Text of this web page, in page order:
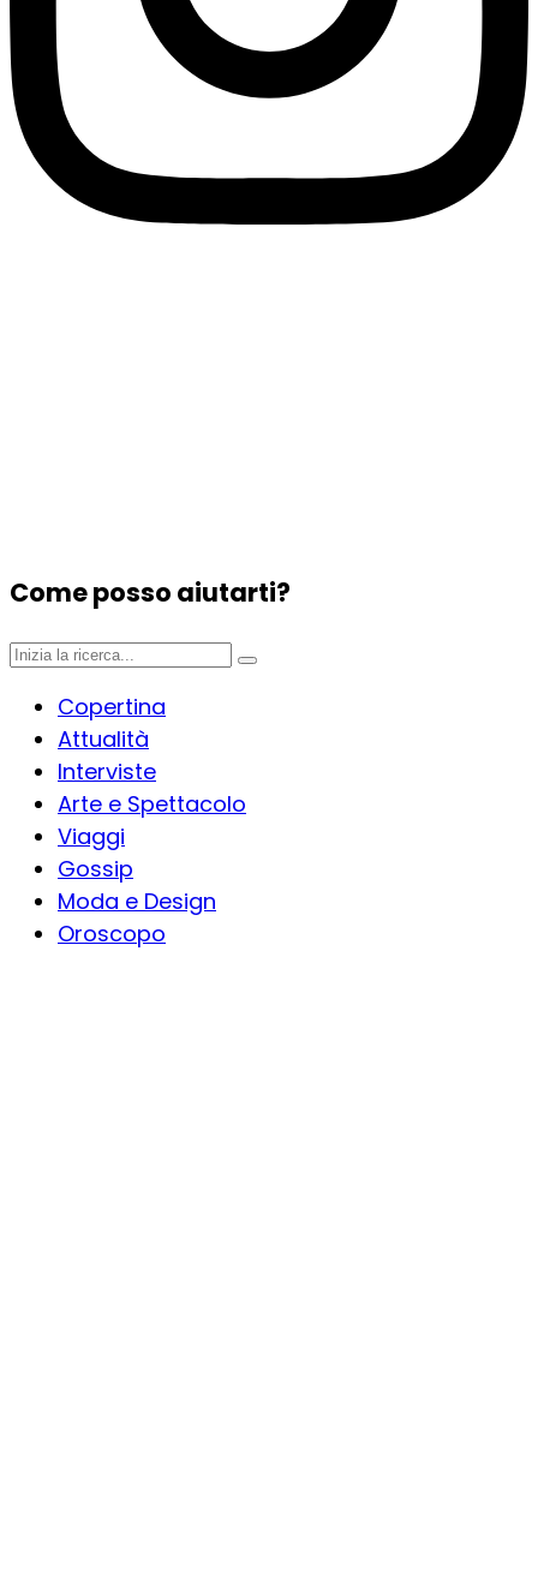
Come posso aiutarti?
Copertina
Attualità
Interviste
Arte e Spettacolo
Viaggi
Gossip
Moda e Design
Oroscopo